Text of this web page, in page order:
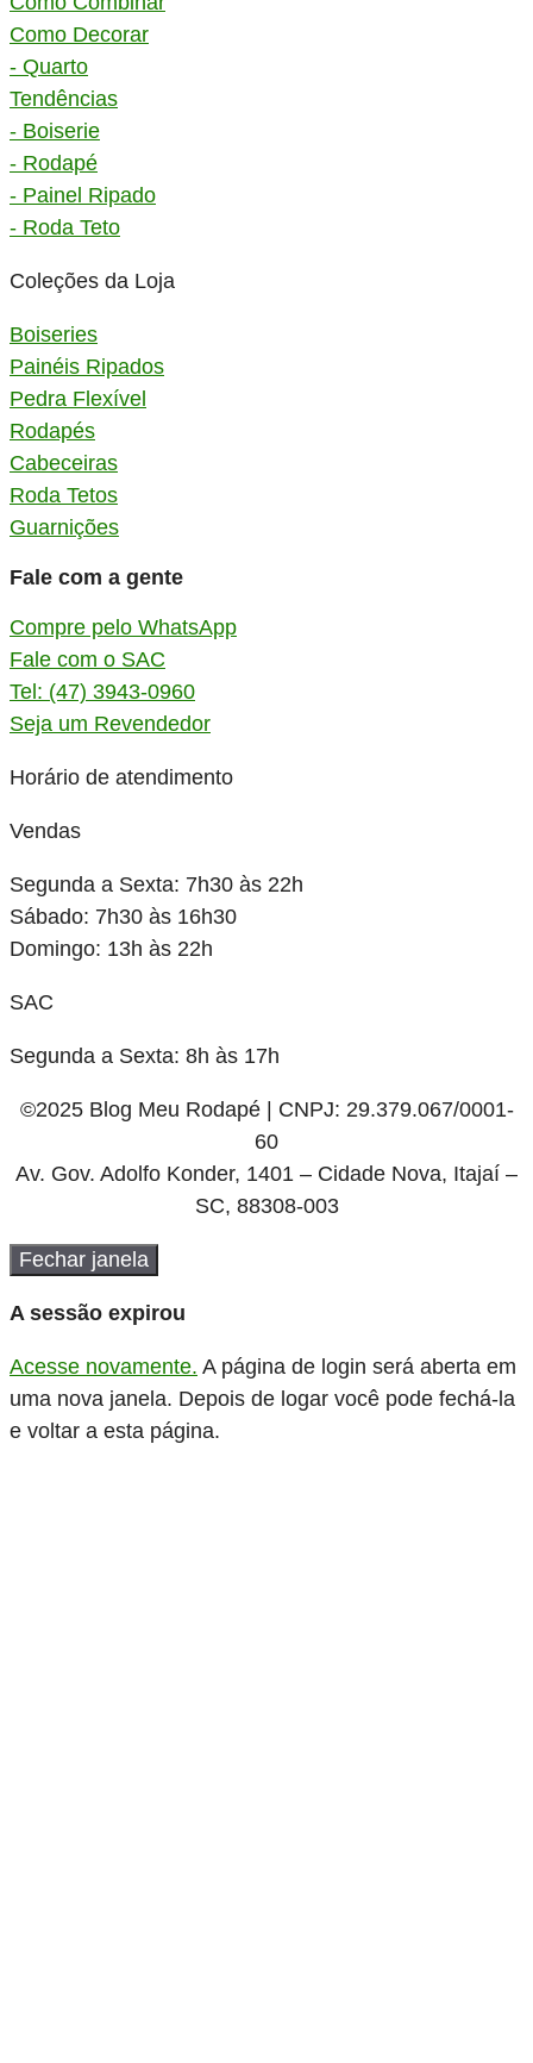
Como Decorar
- Quarto
Tendências
- Boiserie
- Rodapé
- Painel Ripado
- Roda Teto
Coleções da Loja
Boiseries
Painéis Ripados
Pedra Flexível
Rodapés
Cabeceiras
Roda Tetos
Guarnições
Fale com a gente
Compre pelo WhatsApp
Fale com o SAC
Tel: (47) 3943-0960
Seja um Revendedor
Horário de atendimento
Vendas
Segunda a Sexta: 7h30 às 22h
Sábado: 7h30 às 16h30
Domingo: 13h às 22h
SAC
Segunda a Sexta: 8h às 17h
©2025 Blog Meu Rodapé | CNPJ: 29.379.067/0001-
60
Av. Gov. Adolfo Konder, 1401 – Cidade Nova, Itajaí –
SC, 88308-003
Fechar janela
A sessão expirou
Acesse novamente. A página de login será aberta em
uma nova janela. Depois de logar você pode fechá-la
e voltar a esta página.